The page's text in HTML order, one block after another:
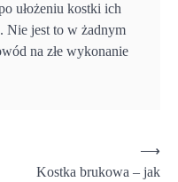
ułożeniu kostki ich
Nie jest to w żadnym
na złe wykonanie
Kostka brukowa – jak
⟶